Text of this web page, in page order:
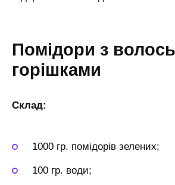
Помідори з
горішками
Склад:
1000 гр. помідорів зелених;
100 гр. води;